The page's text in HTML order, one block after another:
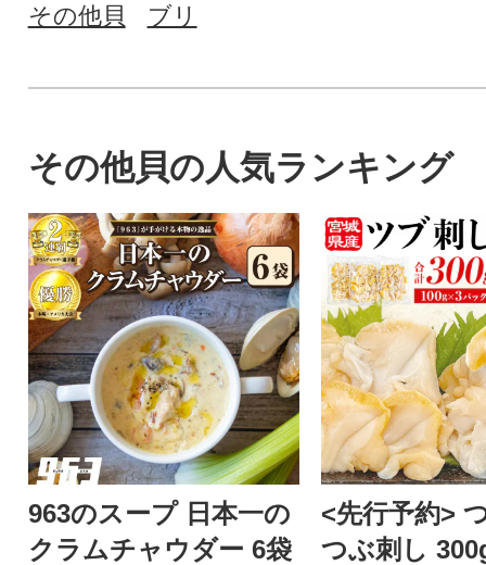
その他貝 ブリ
その他貝の人気ランキング
963のスープ 日本一の
クラムチャウダー 6袋
<先行予約>
つぶ刺し